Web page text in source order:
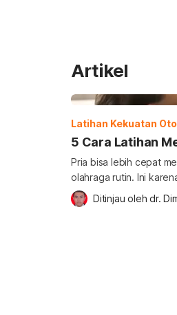
Artikel
Latihan Kekuatan
5 Cara Latihan
Pria bisa lebih cepat
olahraga rutin. Ini
akan meningkatkan
Lantas, apa saja jenis
Ditinjau oleh dr.